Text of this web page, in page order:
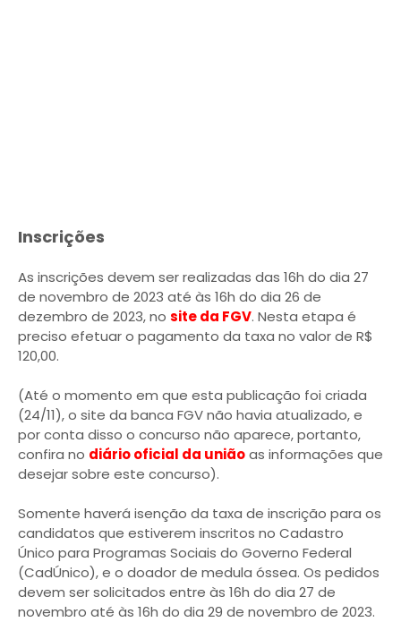
Inscrições
As inscrições devem ser realizadas das 16h do dia 27
de novembro de 2023 até às 16h do dia 26 de
dezembro de 2023, no site da FGV. Nesta etapa é
preciso efetuar o pagamento da taxa no valor de R$
120,00.
(Até o momento em que esta publicação foi criada
(24/11), o site da banca FGV não havia atualizado, e
por conta disso o concurso não aparece, portanto,
confira no diário oficial da uniãoas informações que
desejar sobre este concurso).
Somente haverá isenção da taxa de inscrição para os
candidatos que estiverem inscritos no Cadastro
Único para Programas Sociais do Governo Federal
(CadÚnico), e o doador de medula óssea. Os pedidos
devem ser solicitados entre às 16h do dia 27 de
novembro até às 16h do dia 29 de novembro de 2023.